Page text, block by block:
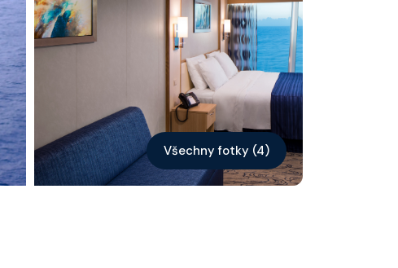
Všechny fotky (4)